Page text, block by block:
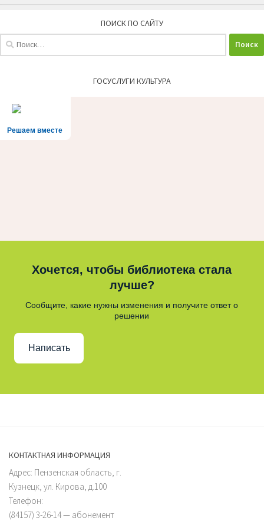
ПОИСК ПО САЙТУ
ГОСУСЛУГИ КУЛЬТУРА
Решаем вместе
Хочется, чтобы библиотека стала
лучше?
Сообщите, какие нужны изменения и получите ответ о
решении
Написать
КОНТАКТНАЯ ИНФОРМАЦИЯ
Адрес: Пензенская область, г.
Кузнецк, ул. Кирова, д.100
Телефон:
(84157) 3-26-14 — абонемент